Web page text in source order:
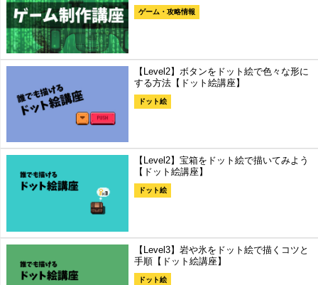
ゲーム・攻略情報
【Level2】ボタンをドット絵で色々な形に
する方法【ドット絵講座】
ドット絵
【Level2】宝箱をドット絵で描いてみよう
【ドット絵講座】
ドット絵
【Level3】岩や氷をドット絵で描くコツと
手順【ドット絵講座】
ドット絵